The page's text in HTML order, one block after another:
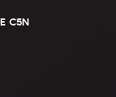
C5N